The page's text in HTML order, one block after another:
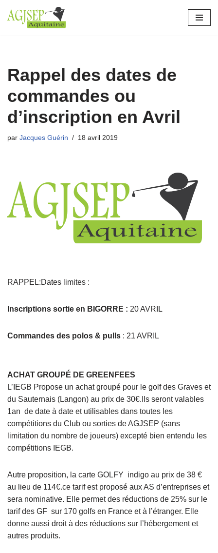
Aller
Rappel des dates de
commandes ou
d’inscription en Avril
par Jacques Guérin 18 avril 2019
RAPPEL:Dates limites :
Inscriptions sortie en BIGORRE : 20 AVRIL
Commandes des polos & pulls : 21 AVRIL
ACHAT GROUPÉ DE GREENFEES
L’IEGB Propose un achat groupé pour le golf des Graves et
du Sauternais (Langon) au prix de 30€.Ils seront valables
1an de date à date et utilisables dans toutes les
compétitions du Club ou sorties de AGJSEP (sans
limitation du nombre de joueurs) excepté bien entendu les
compétitions IEGB.
Autre proposition, la carte GOLFY indigo au prix de 38 €
au lieu de 114€.ce tarif est proposé aux AS d’entreprises et
sera nominative. Elle permet des réductions de 25% sur le
tarif des GF sur 170 golfs en France et à l’étranger. Elle
donne aussi droit à des réductions sur l’hébergement et
autres produits.